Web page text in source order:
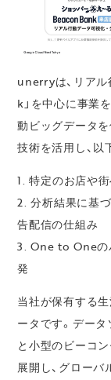
unerryは、リア
k」を中心に事業
動ビッグデータ
技術を活用し、以
1. 特定のお店や
2. 分析結果に基
告配信の仕組み
3. One to Oneの
発
当社が保有する
ータです。デー
と小型のビーコ
展開し、グロー